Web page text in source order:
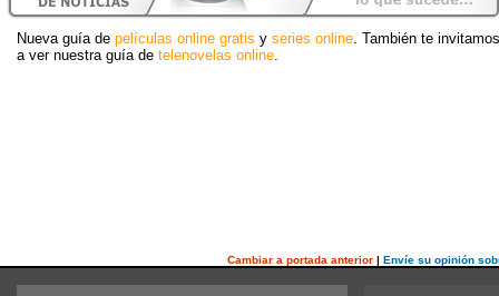
Nueva guía de películas online gratis y series online. También te invitamos
a ver nuestra guía de telenovelas online.
Cambiar a portada anterior| Envíe su opinión